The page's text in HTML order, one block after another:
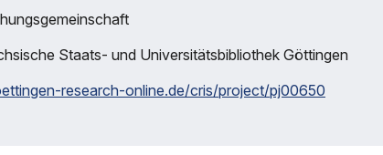
Staats- und Universitätsbibliothek Göttingen
research-online.de/cris/project/pj00650